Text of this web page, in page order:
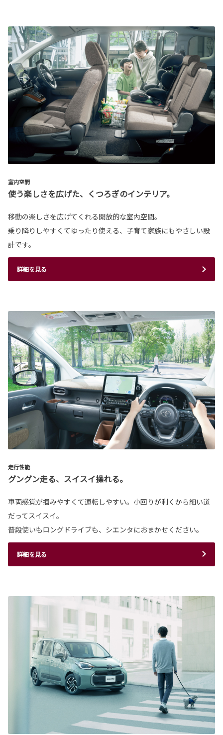
室内空間
使う楽しさを広げた、くつろぎのインテリア。
移動の楽しさを広げてくれる開放的な室内空間。
乗り降りしやすくてゆったり使える、子育て家族にもやさしい設
計です。
詳細を見る
走行性能
グングン走る、スイスイ操れる。
車両感覚が掴みやすくて運転しやすい。小回りが利くから細い道
だってスイスイ。
普段使いもロングドライブも、シエンタにおまかせください。
詳細を見る